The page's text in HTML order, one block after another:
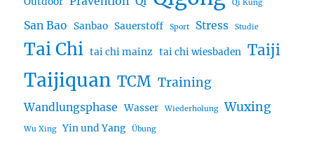
Qi Kung
San Bao Sanbao Sauerstoff Sport Stress Studie
Tai Chi tai chi mainz tai chi wiesbaden Taiji
Taijiquan TCM Training
Wandlungsphase Wasser Wiederholung Wuxing
Wu Xing Yin und Yang Übung